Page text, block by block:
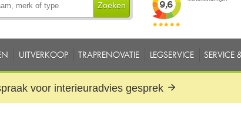
Zoeken
UITVERKOOP TRAPRENOVATIE LEGSERVICE SERVICE
voor interieuradvies gesprek